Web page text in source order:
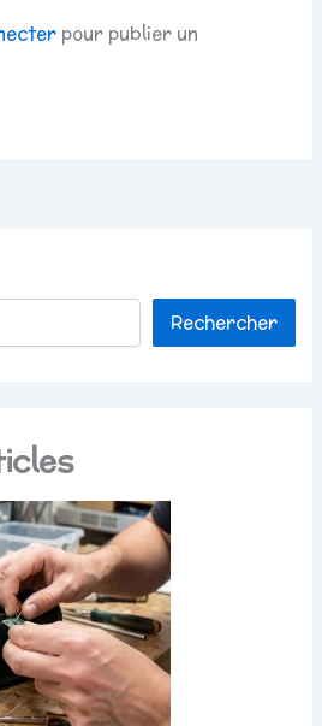
pour publier un
Rechercher